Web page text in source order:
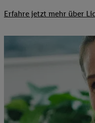
Erfahre jetzt mehr über